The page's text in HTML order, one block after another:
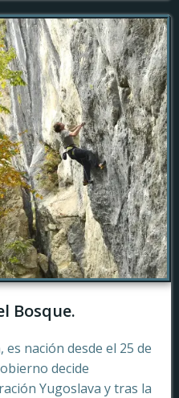
Bosque.
nación desde el 25 de
decide
Yugoslava y tras la